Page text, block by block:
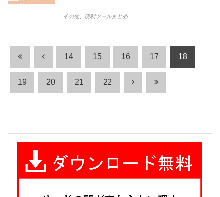
その他、 便利ツールまとめ
14 15 16 17 18
19 20 21 22